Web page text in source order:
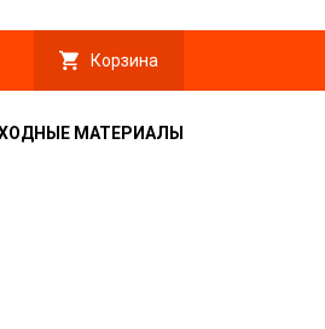
Корзина
МАТЕРИАЛЫ